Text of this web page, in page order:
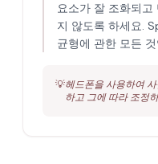
요소가 잘 조화되
지 않도록 하세요.
균형에 관한 모든
💡헤드폰을 사용하여
하고 그에 따라 조정